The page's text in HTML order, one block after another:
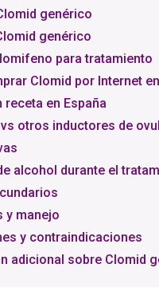
genérico
genérico
para tratamiento
Clomid por Internet
receta en España
otros inductores de
alcohol durante el
y manejo
y contraindicaciones
adicional sobre Clomid